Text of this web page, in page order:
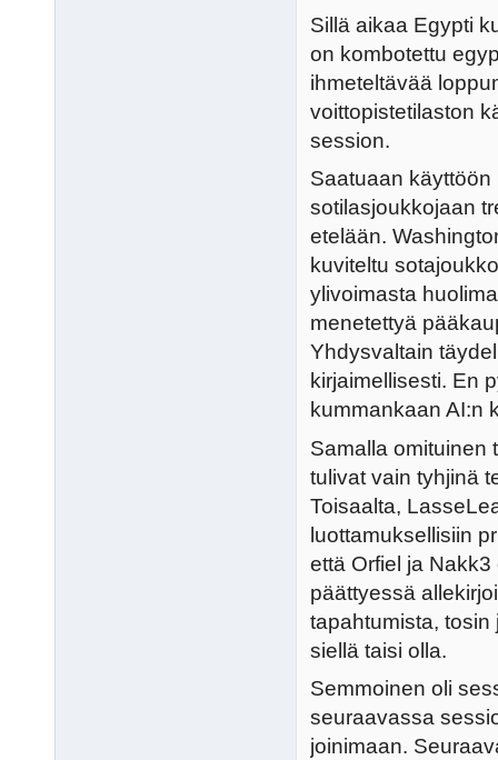
Sillä aikaa Egypti
on kombotettu
ihmeteltävää
voittopistetilaston
session.
Saatuaan
sotilasjoukkojaan
etelään.
kuviteltu
ylivoimasta
menetettyä
Yhdysvaltain
kirjaimellisesti. En
kummankaan AI:n
Samalla omituinen
tulivat vain tyhjinä
Toisaalta,
luottamuksellisiin
että Orfiel ja
päättyessä
tapahtumista,
siellä taisi olla.
Semmoinen oli
seuraavassa
joinimaan.